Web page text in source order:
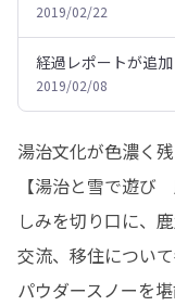
2019/02/22
経過レポートが追加
2019/02/08
湯治文化が色濃く
【湯治と雪で遊び
しみを切り口に、
交流、移住につい
パウダースノーを